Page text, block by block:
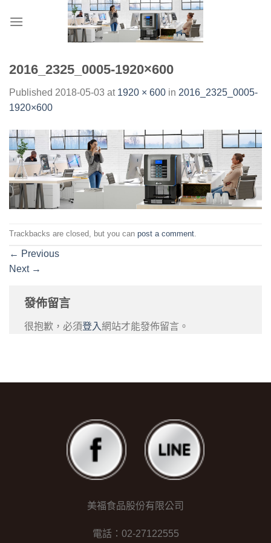
2016_2325_0005-1920×600
Published 2018-05-03 at 1920 × 600 in 2016_2325_0005-
1920×600
Trackbacks are closed, but you can post a comment.
← Previous
Next →
發佈留言
很抱歉，必須登入網站才能發佈留言。
美福食品股份有限公司
電話：02-27122555